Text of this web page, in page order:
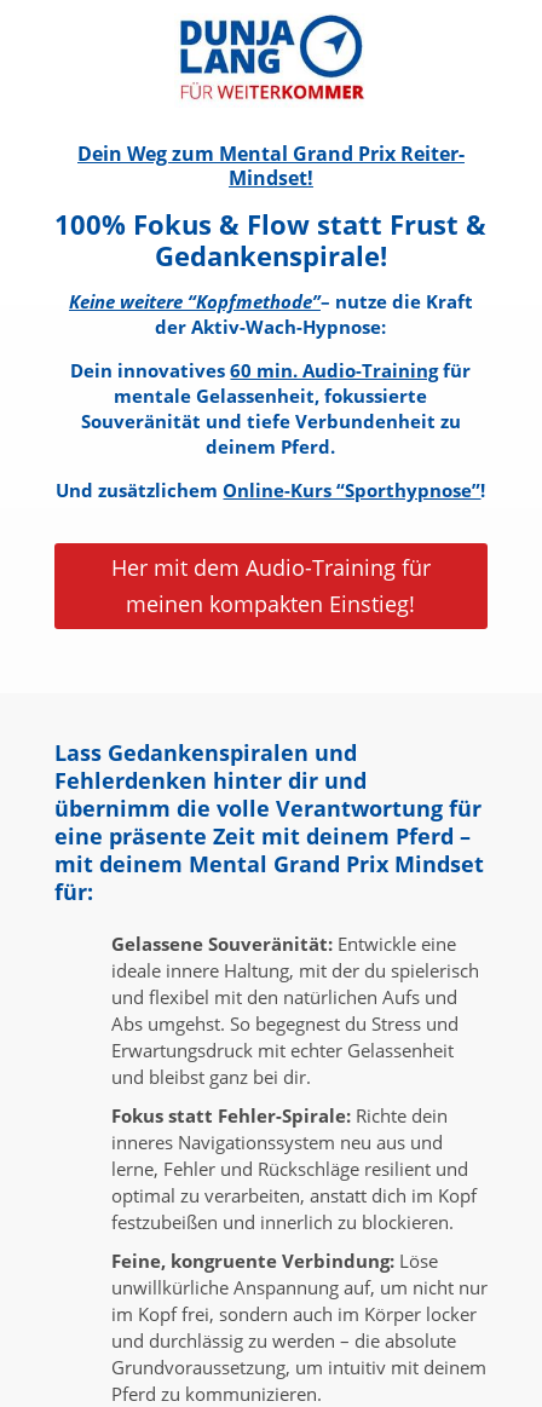
Dein Weg zum Mental Grand Prix Reiter-
Mindset!
100% Fokus & Flow statt Frust &
Gedankenspirale!
Keine weitere “Kopfmethode”– nutze die Kraft
der Aktiv-Wach-Hypnose:
Dein innovatives60 min. Audio-Trainingfür
mentale Gelassenheit, fokussierte
Souveränität und tiefe Verbundenheit zu
deinem Pferd.
Und zusätzlichemOnline-Kurs “Sporthypnose”!
Her mit dem Audio-Training für
meinen kompakten Einstieg!
Lass Gedankenspiralen und
Fehlerdenken hinter dir und
übernimm die volle Verantwortung für
eine präsente Zeit mit deinem Pferd –
mit deinem Mental Grand Prix Mindset
für:
Gelassene Souveränität:Entwickle eine
ideale innere Haltung, mit der du spielerisch
und flexibel mit den natürlichen Aufs und
Abs umgehst. So begegnest du Stress und
Erwartungsdruck mit echter Gelassenheit
und bleibst ganz bei dir.
Fokus statt Fehler-Spirale:Richte dein
inneres Navigationssystem neu aus und
lerne, Fehler und Rückschläge resilient und
optimal zu verarbeiten, anstatt dich im Kopf
festzubeißen und innerlich zu blockieren.
Feine, kongruente Verbindung:Löse
unwillkürliche Anspannung auf, um nicht nur
im Kopf frei, sondern auch im Körper locker
und durchlässig zu werden – die absolute
Grundvoraussetzung, um intuitiv mit deinem
Pferd zu kommunizieren.